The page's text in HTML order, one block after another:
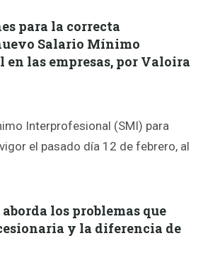
para la correcta
Salario Mínimo
las empresas, por Valoira
Interprofesional (SMI) para
el pasado día 12 de febrero, al
los problemas que
y la diferencia de